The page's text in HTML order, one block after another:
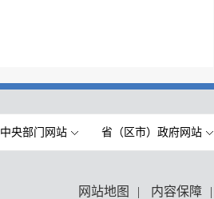
中央部门网站 省（区市）政府网站
网站地图 | 内容保障 |